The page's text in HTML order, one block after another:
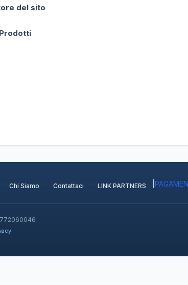
del sito
· Chi Siamo · Contattaci · LINK PARTNERS